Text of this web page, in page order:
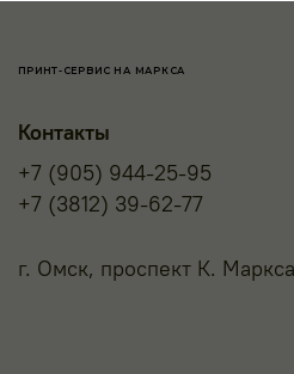
ПРИНТ-СЕРВИС НА МАРКСА
Контакты
+7 (905) 944-25-95
+7 (3812) 39-62-77
г. Омск, проспект К.